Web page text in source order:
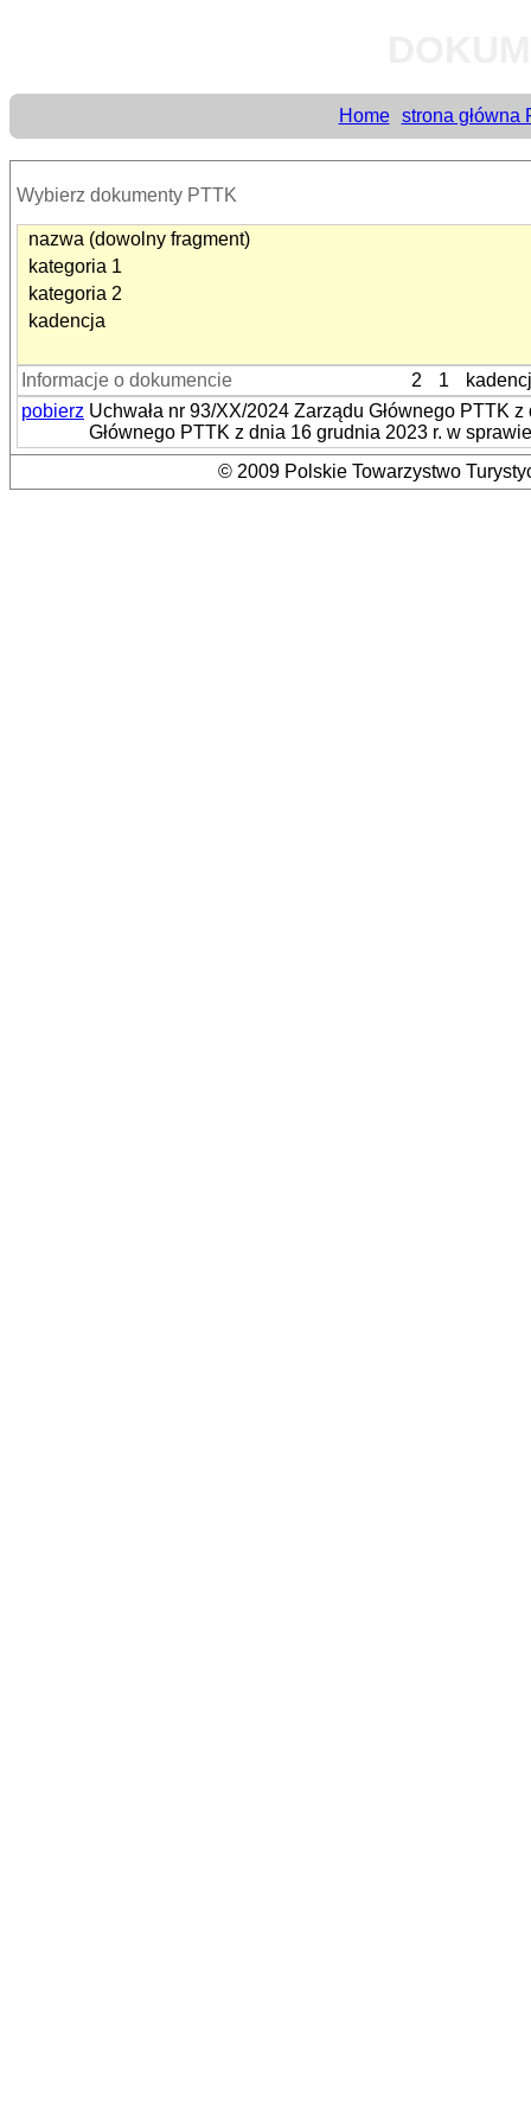
Home strona główna
Wybierz dokumenty PTTK
nazwa (dowolny fragment)
kategoria 1
kategoria 2
kadencja
Informacje o dokumencie 2 1
pobierz Uchwała nr 93/XX/2024 Zarządu Głównego PTTK
Głównego PTTK z dnia 16 grudnia 2023 r. w
© 2009 Polskie Towarzystwo